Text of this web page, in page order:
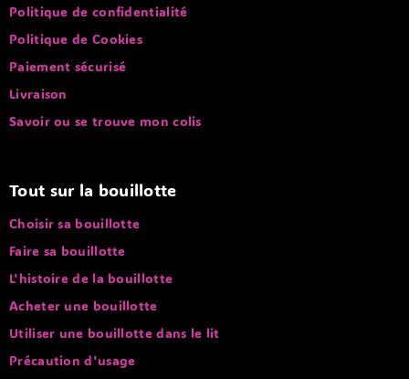
Politique de confidentialité
Politique de Cookies
Paiement sécurisé
Livraison
Savoir ou se trouve mon colis
Tout sur la bouillotte
Choisir sa bouillotte
Faire sa bouillotte
L'histoire de la bouillotte
Acheter une bouillotte
Utiliser une bouillotte dans le lit
Précaution d'usage